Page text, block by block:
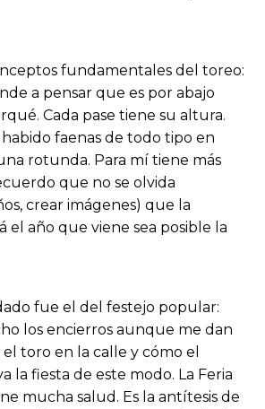
fundamentales del toreo:
a pensar que es por abajo
Cada pase tiene su altura.
faenas de todo tipo en
rotunda. Para mí tiene más
que no se olvida
crear imágenes) que la
el año que viene sea posible la
fue el del festejo popular:
los encierros aunque me dan
toro en la calle y cómo el
la fiesta de este modo. La Feria
mucha salud. Es la antítesis de